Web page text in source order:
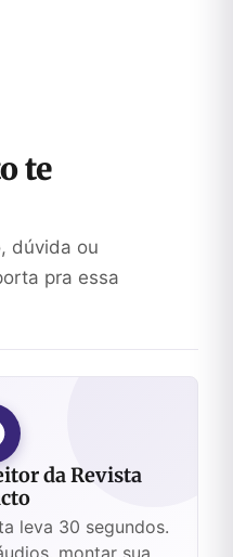
te
dúvida ou
pra essa
da Revista
leva 30 segundos.
montar sua